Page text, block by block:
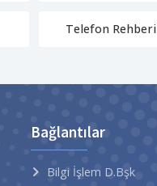
Telefon Rehberi
Bağlantılar
Bilgi İşlem D.Bşk